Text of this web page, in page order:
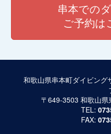
串本での
ご予約は
和歌山県串本町ダイビング
〒649-3503 和歌山
TEL:
FAX: